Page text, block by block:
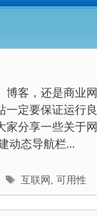
博客，还是商业
一定要保证运行
家分享一些关于
动态导航栏...
标
签
互联网 ,可用性